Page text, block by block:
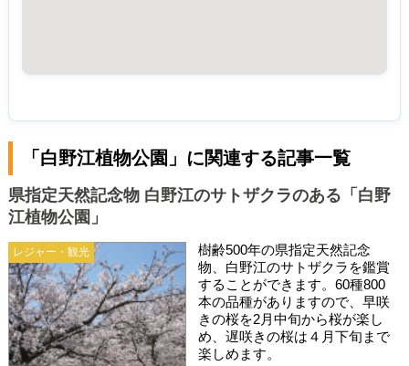
「白野江植物公園」に関連する記事一覧
レジャー・観光
県指定天然記念物 白野江のサトザクラのある「白野
江植物公園」
樹齢500年の県指定天然記念
物、白野江のサトザクラを鑑賞
することができます。60種800
本の品種がありますので、早咲
きの桜を2月中旬から桜が楽し
め、遅咲きの桜は４月下旬まで
楽しめます。